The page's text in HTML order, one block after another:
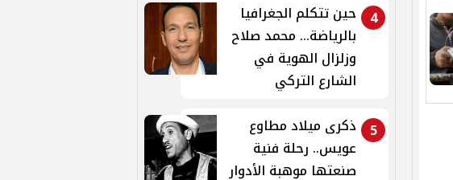
4
حين تتكلم الجغرافيا
بالرياضة... محمد صلاح
وزلزال الهوية في
الشارع التركي
5
ذكرى ميلاد مطاوع
عويس.. رحلة فنية
صنعتها موهبة الأدوار